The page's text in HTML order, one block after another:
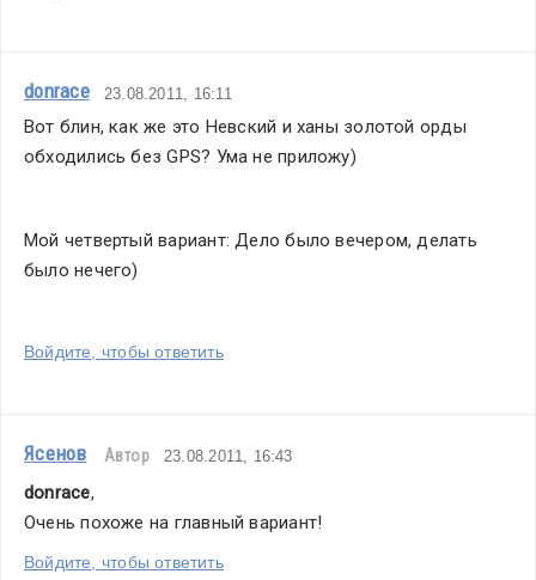
donrace 23.08.2011, 16:11
Вот блин, как же это Невский и ханы золотой орды
обходились без GPS? Ума не приложу)
Мой четвертый вариант: Дело было вечером, делать
было нечего)
Войдите, чтобы ответить
Ясенов Автор 23.08.2011, 16:43
donrace,
Очень похоже на главный вариант!
Войдите, чтобы ответить